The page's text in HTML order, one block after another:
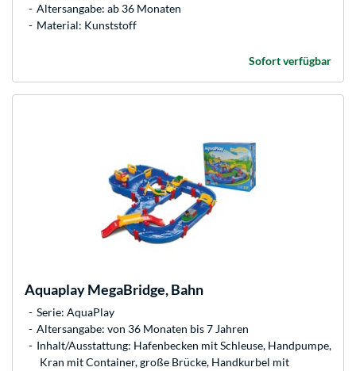
Altersangabe: ab 36 Monaten
Material: Kunststoff
Sofort verfügbar
AquaplayMegaBridge, Bahn
Serie: AquaPlay
Altersangabe: von 36 Monaten bis 7 Jahren
Inhalt/Ausstattung: Hafenbecken mit Schleuse, Handpumpe,
Kran mit Container, große Brücke, Handkurbel mit